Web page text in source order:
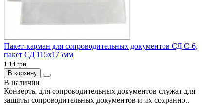
Пакет-карман для сопроводительных документов СД C-6,
пакет СД 115х175мм
1.14 грн.
В корзину
В наличии
Конверты для сопроводительных документов служат для
защиты сопроводительных документов и их сохранно..